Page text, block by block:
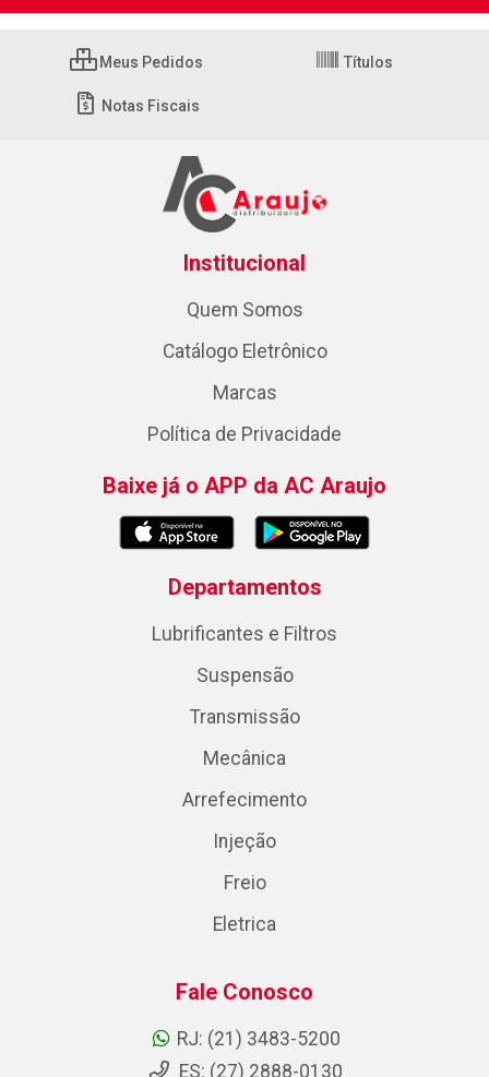
Meus Pedidos Títulos
Notas Fiscais
Institucional
Quem Somos
Catálogo Eletrônico
Marcas
Política de Privacidade
Baixe já o APP da AC Araujo
Departamentos
Lubrificantes e Filtros
Suspensão
Transmissão
Mecânica
Arrefecimento
Injeção
Freio
Eletrica
Fale Conosco
RJ: (21) 3483-5200
ES: (27) 2888-0130